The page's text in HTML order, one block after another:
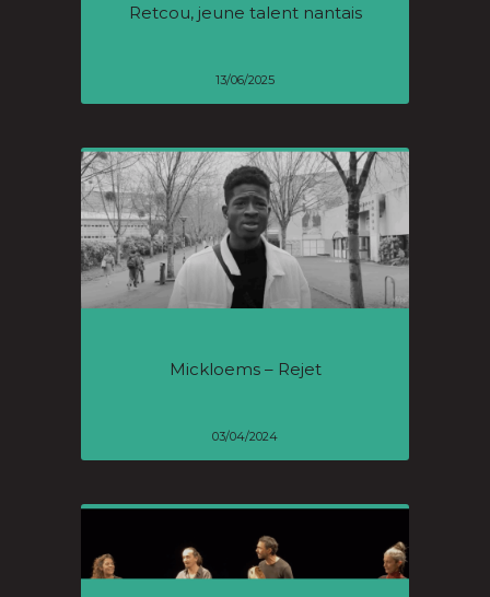
Retcou, jeune talent nantais
13/06/2025
Mickloems – Rejet
03/04/2024